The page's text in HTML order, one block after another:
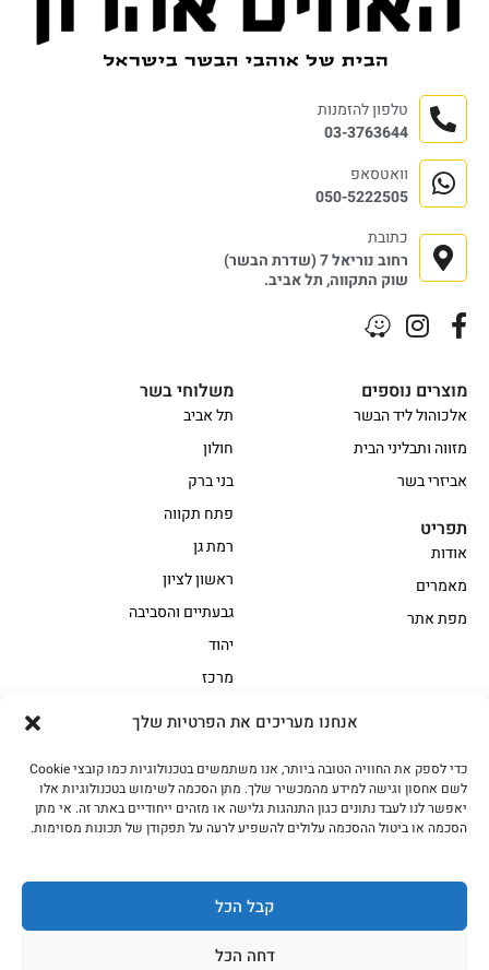
אנחנו מעריכים את הפרטיות שלך
כדי לספק את החוויה הטובה ביותר, אנו משתמשים בטכנולוגיות כמו קובצי Cookie
לשם אחסון וגישה למידע מהמכשיר שלך. מתן הסכמה לשימוש בטכנולוגיות אלו
יאפשר לנו לעבד נתונים כגון התנהגות גלישה או מזהים ייחודיים באתר זה. אי מתן
הסכמה או ביטול ההסכמה עלולים להשפיע לרעה על תפקודן של תכונות מסוימות.
קבל הכל
דחה הכל
אווז
בשר בקר משובח
בשר בקר עגלה משובח
בשר למעשנת
הודו
חלקים אחוריים
מיוחדי מסורת1
נתחי פנים
עוף
משלוחי בשר
תל אביב
חולון
בני ברק
פתח תקווה
רמת גן
ראשון לציון
גבעתיים והסביבה
יהוד
מרכז
מוצרים נוספים
אלכוהול ליד הבשר
מזווה ותבליני הבית
אביזרי בשר
תפריט
אודות
מאמרים
מפת אתר
טלפון להזמנות
03-3763644
וואטסאפ
050-5222505
כתובת
רחוב נוריאל 7 (שדרת הבשר)
שוק התקווה, תל אביב.